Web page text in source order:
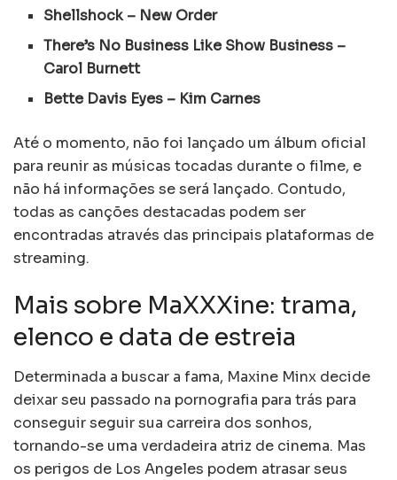
Shellshock – New Order
There’s No Business Like Show Business –
Carol Burnett
Bette Davis Eyes – Kim Carnes
Até o momento, não foi lançado um álbum oficial
para reunir as músicas tocadas durante o filme, e
não há informações se será lançado. Contudo,
todas as canções destacadas podem ser
encontradas através das principais plataformas de
streaming.
Mais sobre MaXXXine: trama,
elenco e data de estreia
Determinada a buscar a fama, Maxine Minx decide
deixar seu passado na pornografia para trás para
conseguir seguir sua carreira dos sonhos,
tornando-se uma verdadeira atriz de cinema. Mas
os perigos de Los Angeles podem atrasar seus